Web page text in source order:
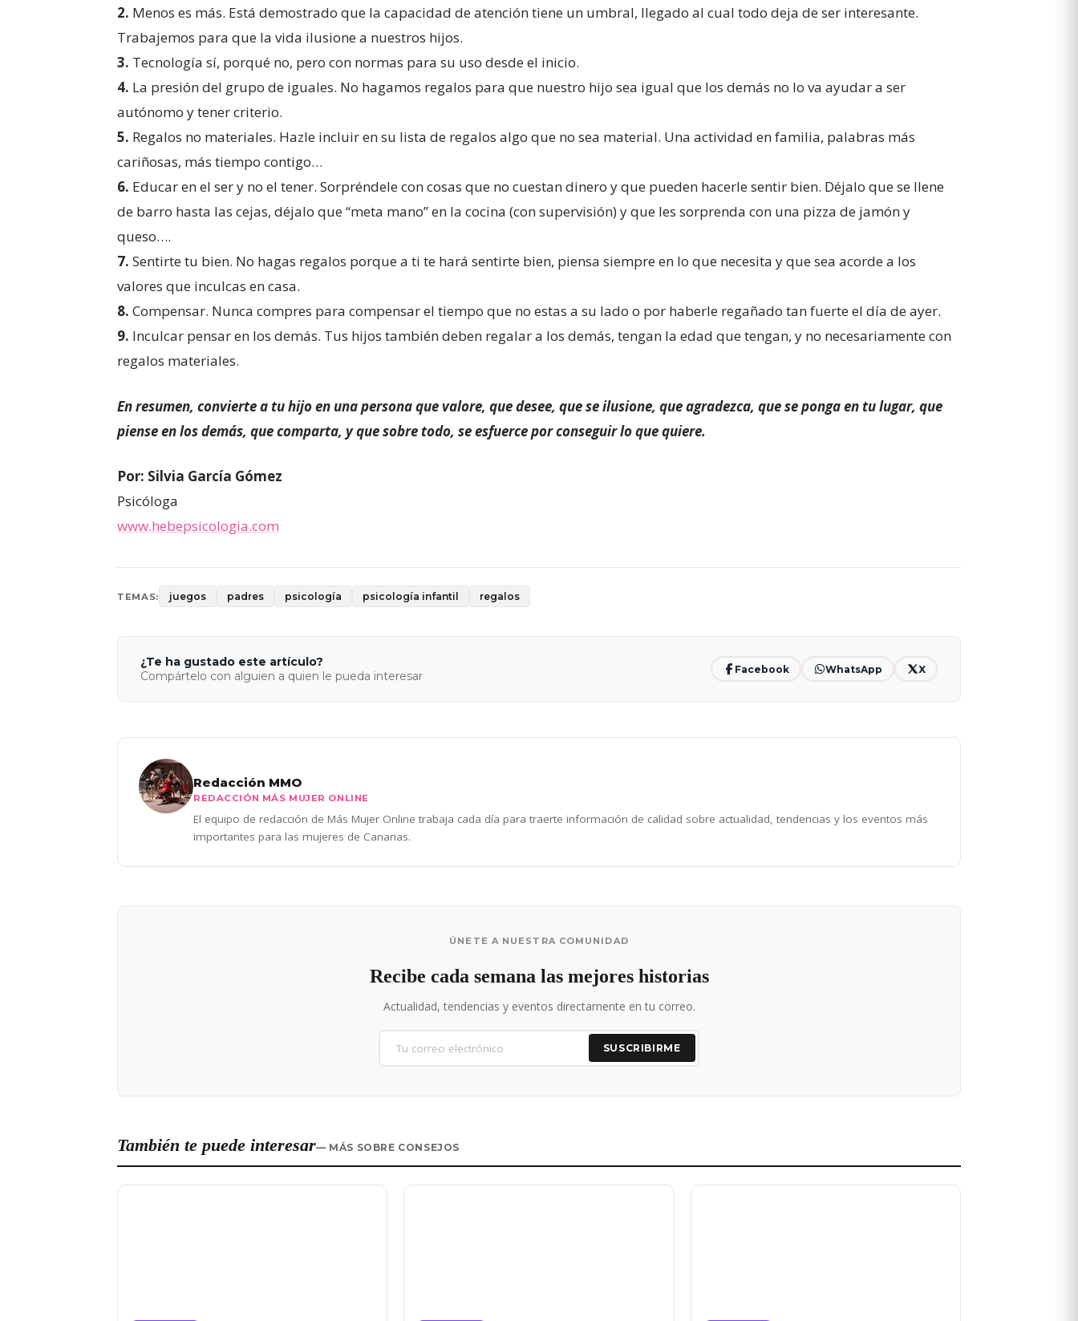
2. Menos es más. Está demostrado que la capacidad de atención tiene un umbral, llegado al cual todo deja de ser interesante.
Trabajemos para que la vida ilusione a nuestros hijos.
3. Tecnología sí, porqué no, pero con normas para su uso desde el inicio.
4. La presión del grupo de iguales. No hagamos regalos para que nuestro hijo sea igual que los demás no lo va ayudar a ser
autónomo y tener criterio.
5. Regalos no materiales. Hazle incluir en su lista de regalos algo que no sea material. Una actividad en familia, palabras más
cariñosas, más tiempo contigo…
6. Educar en el ser y no el tener. Sorpréndele con cosas que no cuestan dinero y que pueden hacerle sentir bien. Déjalo que se llene
de barro hasta las cejas, déjalo que “meta mano” en la cocina (con supervisión) y que les sorprenda con una pizza de jamón y
queso….
7. Sentirte tu bien. No hagas regalos porque a ti te hará sentirte bien, piensa siempre en lo que necesita y que sea acorde a los
valores que inculcas en casa.
8. Compensar. Nunca compres para compensar el tiempo que no estas a su lado o por haberle regañado tan fuerte el día de ayer.
9. Inculcar pensar en los demás. Tus hijos también deben regalar a los demás, tengan la edad que tengan, y no necesariamente con
regalos materiales.
En resumen, convierte a tu hijo en una persona que valore, que desee, que se ilusione, que agradezca, que se ponga en tu lugar, que
piense en los demás, que comparta, y que sobre todo, se esfuerce por conseguir lo que quiere.
Por: Silvia García Gómez
Psicóloga
www.hebepsicologia.com
TEMAS: juegos padres psicología psicología infantil regalos
¿Te ha gustado este artículo?
Compártelo con alguien a quien le pueda interesar
Facebook WhatsApp X
Redacción MMO
REDACCIÓN MÁS MUJER ONLINE
El equipo de redacción de Más Mujer Online trabaja cada día para traerte información de calidad sobre actualidad, tendencias y los eventos más
importantes para las mujeres de Canarias.
ÚNETE A NUESTRA COMUNIDAD
Recibe cada semana las mejores historias
Actualidad, tendencias y eventos directamente en tu correo.
SUSCRIBIRME
También te puede interesar— MÁS SOBRE CONSEJOS